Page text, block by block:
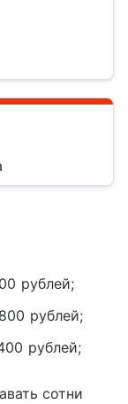
рублей;
рублей;
рублей;
сотни